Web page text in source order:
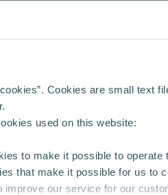
Cookies are small text
used on this website:
to make it possible to
that make it possible for us to
improve our service for our